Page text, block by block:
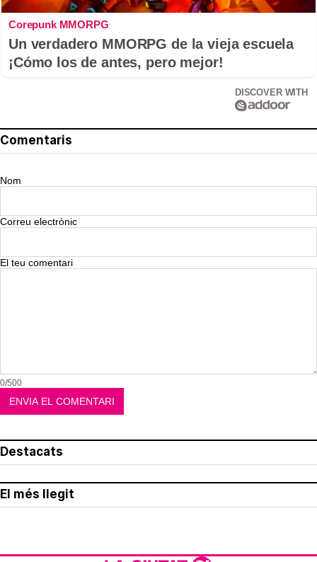
Corepunk MMORPG
Un verdadero MMORPG de la vieja escuela
¡Cómo los de antes, pero mejor!
DISCOVER WITH
Comentaris
Nom
Correu electrònic
El teu comentari
0/500
Destacats
El més llegit